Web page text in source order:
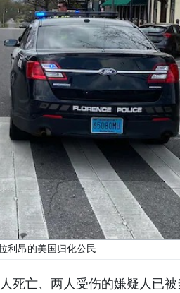
利昂的美国归化公民
死亡、两人受伤的嫌疑人已被